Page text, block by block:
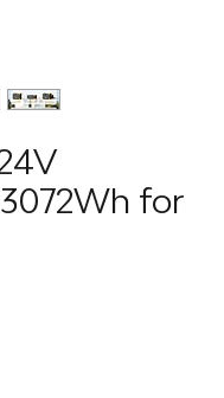
for